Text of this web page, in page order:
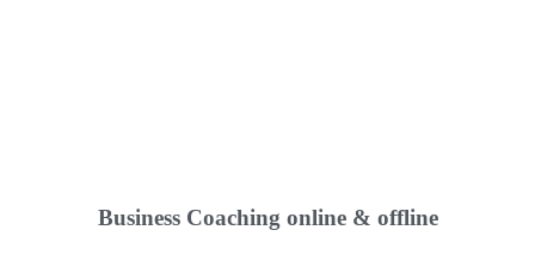
Business Coaching online & offline